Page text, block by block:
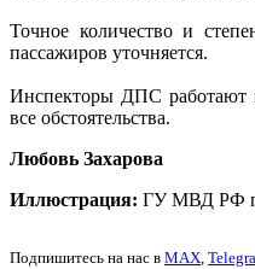
Точное количество и
пассажиров уточняется.
Инспекторы ДПС работают
все обстоятельства.
Любовь Захарова
Иллюстрация: ГУ МВД РФ
Подпишитесь на нас в MAX,